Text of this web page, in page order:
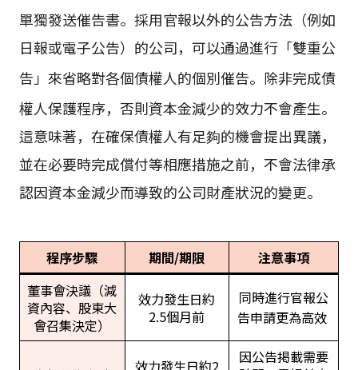
單獨發送催告書。採用官報以外的公告方法（例如
日報或電子公告）的公司，可以通過進行「雙重公
告」來省略對各個債權人的個別催告。除非完成債
權人保護程序，否則資本金減少的效力不會產生。
這意味著，在確保債權人有足夠的機會提出異議，
並在必要時完成償付等相應措施之前，不會法律承
認因資本金減少而導致的公司財產狀況的變更。
程序步驟 期間/期限
注意事項
董事會決議（減
資內容、股東大
會召集決定）
效力發生日約
2.5個月前
同時進行官報公
告申請更為高效
因公告掲載需要